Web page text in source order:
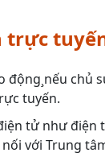
trực
động¸nếu
tuyến.
tử như điện
với Trung